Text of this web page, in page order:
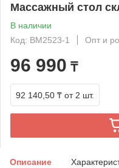
Массажный стол
В наличии
Код: BM2523-1
Опт и
96 990 ₸
92 140,50 ₸ от 2 шт.
Описание